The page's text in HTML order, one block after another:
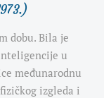
dobu. Bila je
u
međunarodnu
izgleda i